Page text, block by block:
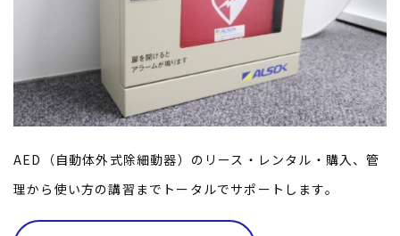
AED（自動体外式除細動器）のリース・レンタル・購入、管
理から使い方の講習までトータルでサポートします。